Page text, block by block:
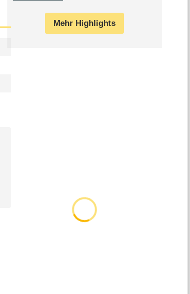
Mehr Highlights